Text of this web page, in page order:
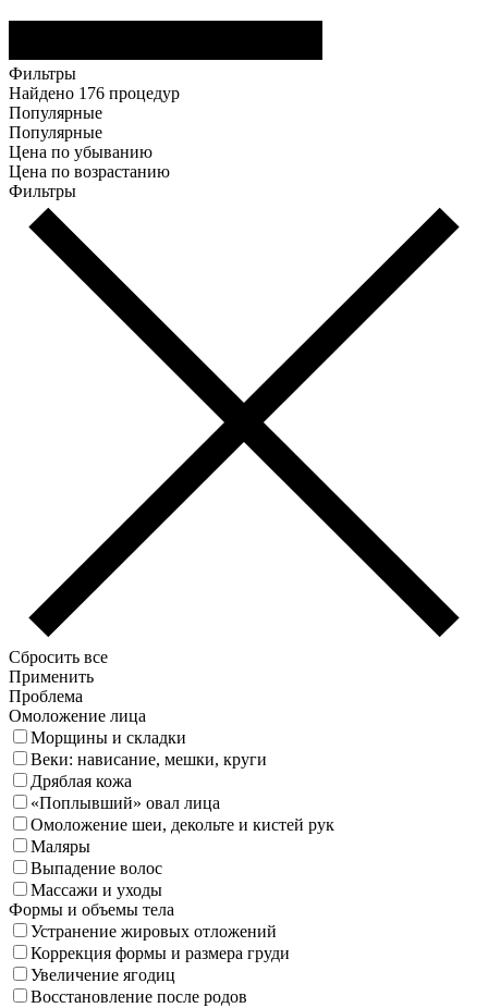
Фильтры
Найдено 176 процедур
Популярные
Популярные
Цена по убыванию
Цена по возрастанию
Фильтры
Сбросить все
Применить
Проблема
Омоложение лица
Морщины и складки
Веки: нависание, мешки, круги
Дряблая кожа
«Поплывший» овал лица
Омоложение шеи, декольте и кистей рук
Маляры
Выпадение волос
Массажи и уходы
Формы и объемы тела
Устранение жировых отложений
Коррекция формы и размера груди
Увеличение ягодиц
Восстановление после родов